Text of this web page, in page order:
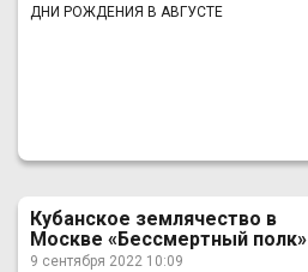
ДНИ РОЖДЕНИЯ В АВГУСТЕ
Кубанское землячество в
Москве «Бессмертный полк»
9 сентября 2022 10:09